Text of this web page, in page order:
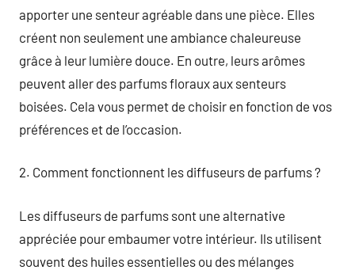
apporter une senteur agréable dans une pièce. Elles
créent non seulement une ambiance chaleureuse
grâce à leur lumière douce. En outre, leurs arômes
peuvent aller des parfums floraux aux senteurs
boisées. Cela vous permet de choisir en fonction de vos
préférences et de l’occasion.
2. Comment fonctionnent les diffuseurs de parfums ?
Les diffuseurs de parfums sont une alternative
appréciée pour embaumer votre intérieur. Ils utilisent
souvent des huiles essentielles ou des mélanges